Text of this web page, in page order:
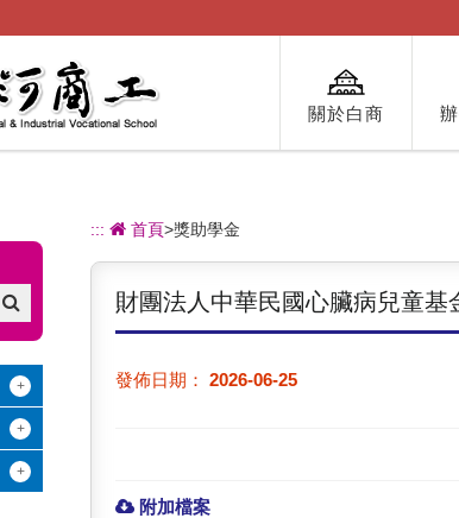
關於白商
::: 首頁>獎助學金
財團法人中華民國心臟病兒童基
發佈日期：2026-06-25
附加檔案